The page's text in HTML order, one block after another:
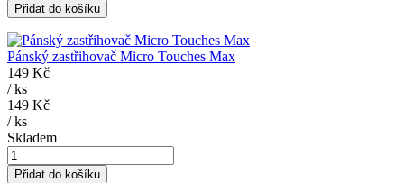
Přidat do košíku
Pánský zastřihovač Micro Touches Max
149 Kč
/ks
149 Kč
/ks
Skladem
Přidat do košíku